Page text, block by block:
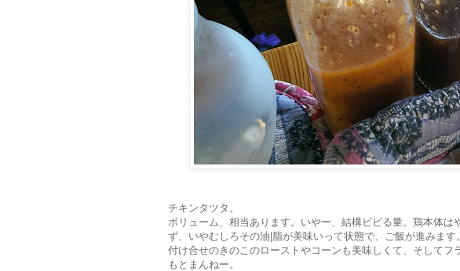
チキンタツタ。
ボリューム、相当あります。いやー、結構ビビる量。鶏本体
ず、いやむしろその油|脂が美味いって状態で、ご飯が進みます。
付け合せのきのこのローストやコーンも美味しくて、そして
もとまんねー。